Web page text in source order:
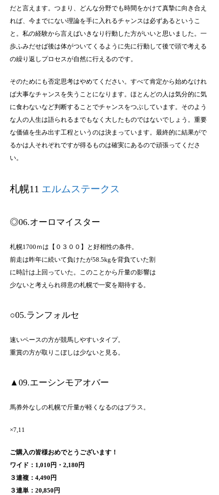
だと言えます。つまり、どんな分野でも時間をかけて真摯に向き合え
れば、今までにない理論を手に入れるチャンスは必ずあるというこ
と。私の経験から言えばいきなり行動した方がいいと思いました。一
歩ふみだせば後は体がついてくるように先に行動して後で頭で考える
の繰り返しプロセスが自然に行えるのです。
そのためにも否定思考はやめてください。すべて肯定から始めなけれ
ば大事なチャンスを失うことになります。ほとんどの人は気分的に気
に食わないなど判断することでチャンスをつぶしています。そのよう
な人の人生は語られるまでもなく大したものではないでしょう。重要
な価値を生み出す工程というのは決まっています。最終的に結果がで
るかは人それぞれですが得るものは確実にあるので頑張ってくださ
い。
札幌11 エルムステークス
◎06.オーロマイスター
札幌1700ｍは【０３００】と好相性の条件。
前走は昨年に続いて負けたが58.5kgを背負ていた割
に時計は上回っていた。このことから斤量の影響は
少ないと考えられ得意の札幌で一変を期待する。
○05.ランフォルセ
速いペースの方が競馬しやすいタイプ。
重賞の方が取りこぼしは少ないと見る。
▲09.エーシンモアオバー
馬券外なしの札幌で斤量が軽くなるのはプラス。
×7,11
ご購入の皆様おめでとうございます！
ワイド：1,010円・2,180円
３連複：4,490円
３連単：20,850円